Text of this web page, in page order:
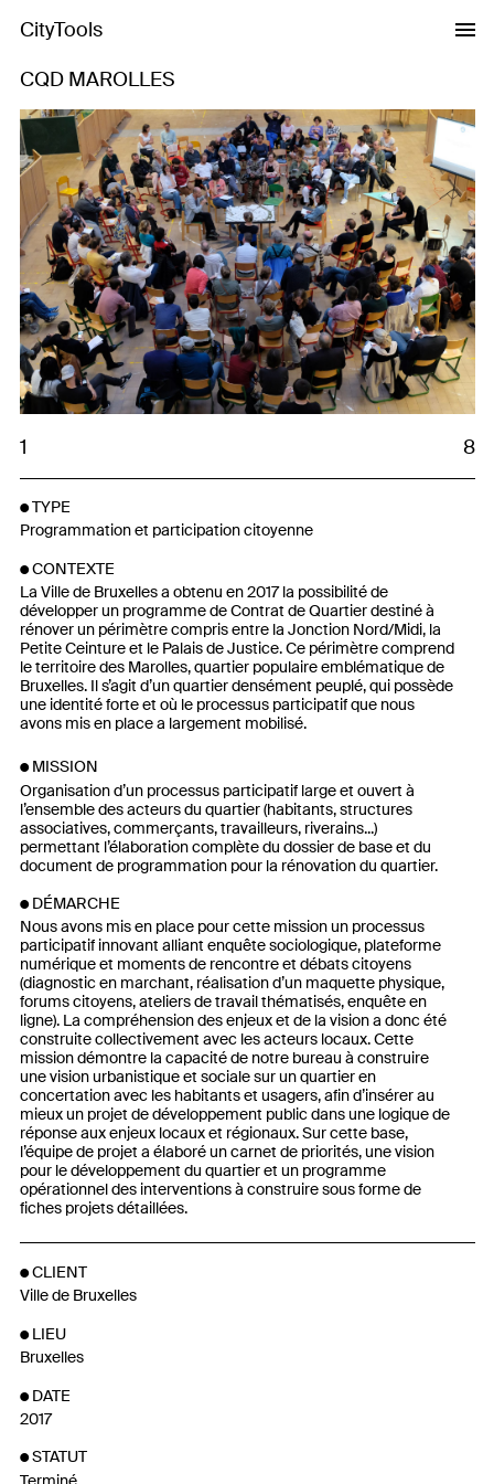
CityTools
CQD MAROLLES
Previous Next
1 8
TYPE
Programmation et participation citoyenne
CONTEXTE
La Ville de Bruxelles a obtenu en 2017 la possibilité de
développer un programme de Contrat de Quartier destiné à
rénover un périmètre compris entre la Jonction Nord/Midi, la
Petite Ceinture et le Palais de Justice. Ce périmètre comprend
le territoire des Marolles, quartier populaire emblématique de
Bruxelles. Il s’agit d’un quartier densément peuplé, qui possède
une identité forte et où le processus participatif que nous
avons mis en place a largement mobilisé.
MISSION
Organisation d’un processus participatif large et ouvert à
l’ensemble des acteurs du quartier (habitants, structures
associatives, commerçants, travailleurs, riverains...)
permettant l’élaboration complète du dossier de base et du
document de programmation pour la rénovation du quartier.
DÉMARCHE
Nous avons mis en place pour cette mission un processus
participatif innovant alliant enquête sociologique, plateforme
numérique et moments de rencontre et débats citoyens
(diagnostic en marchant, réalisation d’un maquette physique,
forums citoyens, ateliers de travail thématisés, enquête en
ligne). La compréhension des enjeux et de la vision a donc été
construite collectivement avec les acteurs locaux. Cette
mission démontre la capacité de notre bureau à construire
une vision urbanistique et sociale sur un quartier en
concertation avec les habitants et usagers, afin d’insérer au
mieux un projet de développement public dans une logique de
réponse aux enjeux locaux et régionaux. Sur cette base,
l’équipe de projet a élaboré un carnet de priorités, une vision
pour le développement du quartier et un programme
opérationnel des interventions à construire sous forme de
fiches projets détaillées.
CLIENT
Ville de Bruxelles
LIEU
Bruxelles
DATE
2017
STATUT